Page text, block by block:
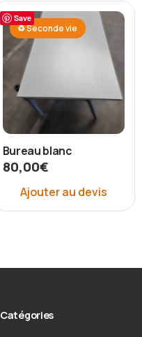
Save
♻ Seconde vie
Bureau blanc
80,00€
Ajouter au devis
Catégories